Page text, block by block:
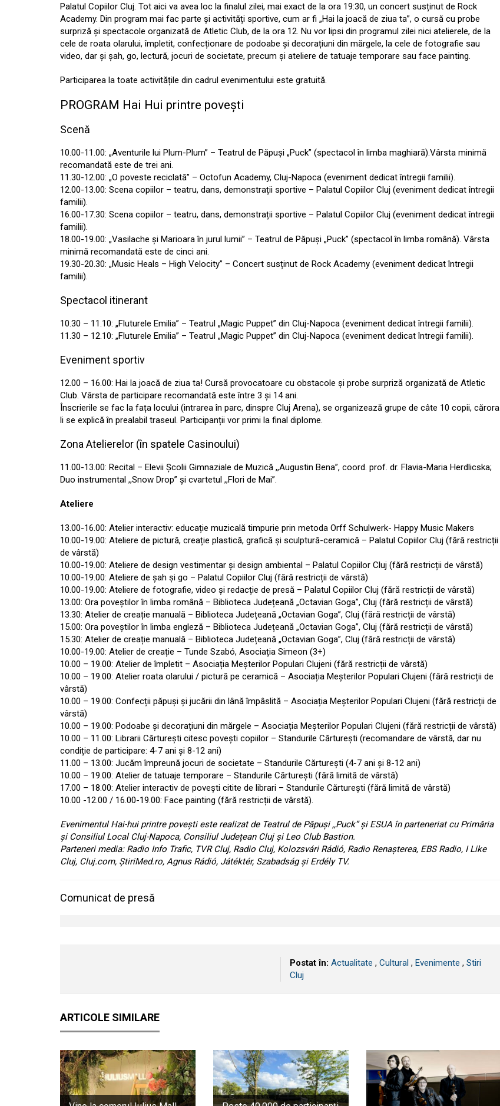
Palatul Copiilor Cluj. Tot aici va avea loc la finalul zilei, mai exact de la ora 19:30, un concert susținut de Rock
Academy. Din program mai fac parte și activități sportive, cum ar fi „Hai la joacă de ziua ta”, o cursă cu probe
surpriză și spectacole organizată de Atletic Club, de la ora 12. Nu vor lipsi din programul zilei nici atelierele, de la
cele de roata olarului, împletit, confecționare de podoabe și decorațiuni din mărgele, la cele de fotografie sau
video, dar și șah, go, lectură, jocuri de societate, precum și ateliere de tatuaje temporare sau face painting.
Participarea la toate activitățile din cadrul evenimentului este gratuită.
PROGRAM Hai Hui printre povești
Scenă
10.00-11.00: „Aventurile lui Plum-Plum” – Teatrul de Păpuși „Puck” (spectacol în limba maghiară).Vârsta minimă
recomandată este de trei ani.
11.30-12.00: „O poveste reciclată” – Octofun Academy, Cluj-Napoca (eveniment dedicat întregii familii).
12.00-13.00: Scena copiilor – teatru, dans, demonstrații sportive – Palatul Copiilor Cluj (eveniment dedicat întregii
familii).
16.00-17.30: Scena copiilor – teatru, dans, demonstrații sportive – Palatul Copiilor Cluj (eveniment dedicat întregii
familii).
18.00-19.00: „Vasilache și Marioara în jurul lumii” – Teatrul de Păpuși „Puck” (spectacol în limba română). Vârsta
minimă recomandată este de cinci ani.
19.30-20.30: „Music Heals – High Velocity” – Concert susținut de Rock Academy (eveniment dedicat întregii
familii).
Spectacol itinerant
10.30 – 11.10: „Fluturele Emilia” – Teatrul „Magic Puppet” din Cluj-Napoca (eveniment dedicat întregii familii).
11.30 – 12.10: „Fluturele Emilia” – Teatrul „Magic Puppet” din Cluj-Napoca (eveniment dedicat întregii familii).
Eveniment sportiv
12.00 – 16.00: Hai la joacă de ziua ta! Cursă provocatoare cu obstacole și probe surpriză organizată de Atletic
Club. Vârsta de participare recomandată este între 3 și 14 ani.
Înscrierile se fac la fața locului (intrarea în parc, dinspre Cluj Arena), se organizează grupe de câte 10 copii, cărora
li se explică în prealabil traseul. Participanții vor primi la final diplome.
Zona Atelierelor (în spatele Casinoului)
11.00-13.00: Recital – Elevii Școlii Gimnaziale de Muzică ,,Augustin Bena”, coord. prof. dr. Flavia-Maria Herdlicska;
Duo instrumental ,,Snow Drop” și cvartetul ,,Flori de Mai”.
Ateliere
13.00-16.00: Atelier interactiv: educație muzicală timpurie prin metoda Orff Schulwerk- Happy Music Makers
10.00-19.00: Ateliere de pictură, creație plastică, grafică și sculptură-ceramică – Palatul Copiilor Cluj (fără restricții
de vârstă)
10.00-19.00: Ateliere de design vestimentar și design ambiental – Palatul Copiilor Cluj (fără restricții de vârstă)
10.00-19.00: Ateliere de șah și go – Palatul Copiilor Cluj (fără restricții de vârstă)
10.00-19.00: Ateliere de fotografie, video și redacție de presă – Palatul Copiilor Cluj (fără restricții de vârstă)
13.00: Ora poveștilor în limba română – Biblioteca Județeană „Octavian Goga”, Cluj (fără restricții de vârstă)
13.30: Atelier de creație manuală – Biblioteca Județeană „Octavian Goga”, Cluj (fără restricții de vârstă)
15.00: Ora poveștilor în limba engleză – Biblioteca Județeană „Octavian Goga”, Cluj (fără restricții de vârstă)
15.30: Atelier de creație manuală – Biblioteca Județeană „Octavian Goga”, Cluj (fără restricții de vârstă)
10.00-19.00: Atelier de creație – Tunde Szabó, Asociația Simeon (3+)
10.00 – 19.00: Atelier de împletit – Asociația Meșterilor Populari Clujeni (fără restricții de vârstă)
10.00 – 19.00: Atelier roata olarului / pictură pe ceramică – Asociația Meșterilor Populari Clujeni (fără restricții de
vârstă)
10.00 – 19.00: Confecții păpuși și jucării din lână împâslită – Asociația Meșterilor Populari Clujeni (fără restricții de
vârstă)
10.00 – 19.00: Podoabe și decorațiuni din mărgele – Asociația Meșterilor Populari Clujeni (fără restricții de vârstă)
10.00 – 11.00: Librarii Cărturești citesc povești copiilor – Standurile Cărturești (recomandare de vârstă, dar nu
condiție de participare: 4-7 ani și 8-12 ani)
11.00 – 13.00: Jucăm împreună jocuri de societate – Standurile Cărturești (4-7 ani și 8-12 ani)
10.00 – 19.00: Atelier de tatuaje temporare – Standurile Cărturești (fără limită de vârstă)
17.00 – 18.00: Atelier interactiv de povești citite de librari – Standurile Cărturești (fără limită de vârstă)
10.00 -12.00 / 16.00-19.00: Face painting (fără restricții de vârstă).
Evenimentul Hai-hui printre povești este realizat de Teatrul de Păpuși ,,Puck” și ESUA în parteneriat cu Primăria
și Consiliul Local Cluj-Napoca, Consiliul Județean Cluj și Leo Club Bastion.
Parteneri media: Radio Info Trafic, TVR Cluj, Radio Cluj, Kolozsvári Rádió, Radio Renașterea, EBS Radio, I Like
Cluj, Cluj.com, ȘtiriMed.ro, Agnus Rádió, Játéktér, Szabadság și Erdély TV.
Comunicat de presă
Postat în: Actualitate , Cultural , Evenimente , Stiri
Cluj
ARTICOLE SIMILARE